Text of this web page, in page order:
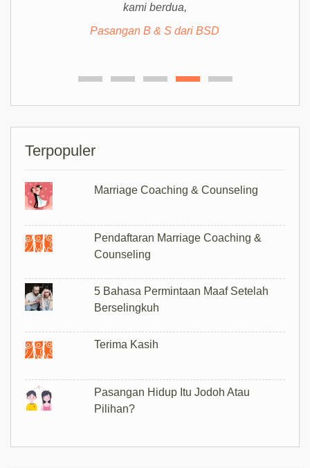
kami berdua,
Pasangan B & S dari BSD
Terpopuler
Marriage Coaching & Counseling
Pendaftaran Marriage Coaching &
Counseling
5 Bahasa Permintaan Maaf Setelah
Berselingkuh
Terima Kasih
Pasangan Hidup Itu Jodoh Atau
Pilihan?